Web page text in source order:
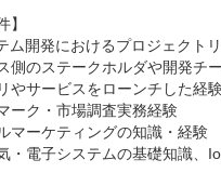
】
ム開発におけるプロジェクト
側のステークホルダや開発チ
やサービスをローンチした経
ーク・市場調査実務経験
マーケティングの知識・経験
・電子システムの基礎知識、